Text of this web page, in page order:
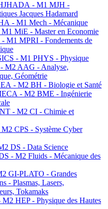
- M1 MJH -
Jacques Hadamard
- M1 Mech - Mécanique
MiE - Master en Economie
M1 MPRI - Fondements de
- M1 PHYS - Physique
M2 AAG - Analyse,
Géométrie
- M2 BH - Biologie et Santé
- M2 BME - Ingénierie
- M2 CI - Chimie et
CPS - Système Cyber
DS - Data Science
- M2 Fluids - Mécanique des
GI-PLATO - Grandes
- Plasmas, Lasers,
Tokamaks
HEP - Physique des Hautes